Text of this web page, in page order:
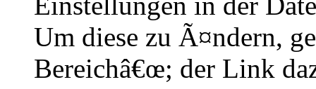
Um diese zu Ã¤ndern,
Bereichâ€œ; der Link